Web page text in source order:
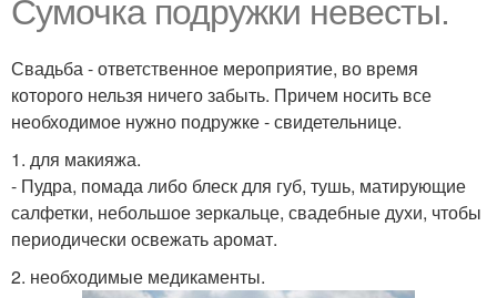
Сумочка подружки невесты.
Свадьба - ответственное мероприятие, во время
которого нельзя ничего забыть. Причем носить все
необходимое нужно подружке - свидетельнице.
1. для макияжа.
- Пудра, помада либо блеск для губ, тушь, матирующие
салфетки, небольшое зеркальце, свадебные духи, чтобы
периодически освежать аромат.
2. необходимые медикаменты.